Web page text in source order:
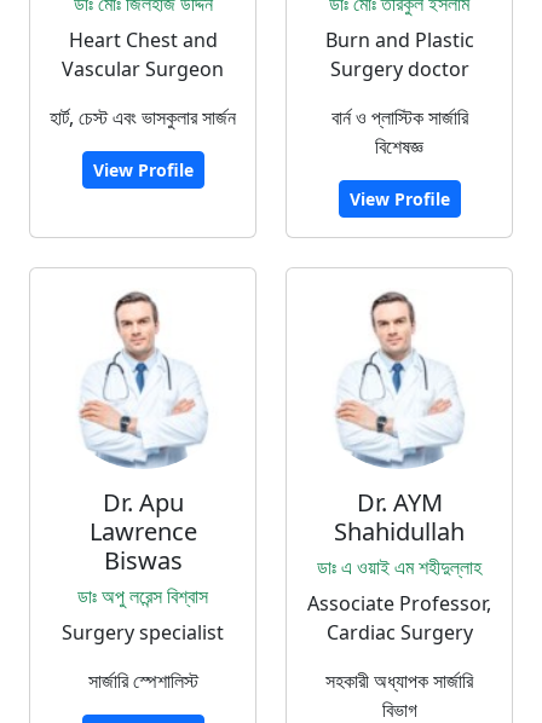
Heart Chest and
Vascular Surgeon
হার্ট, চেস্ট এবং ভাসকুলার সার্জন
View Profile
Burn and Plastic
Surgery doctor
বার্ন ও প্লাস্টিক সার্জারি
বিশেষজ্ঞ
View Profile
Dr. Apu
Lawrence
Biswas
ডাঃ অপু লরেন্স বিশ্বাস
Surgery specialist
সার্জারি স্পেশালিস্ট
Dr. AYM
Shahidullah
ডাঃ এ ওয়াই এম শহীদুল্লাহ
Associate Professor,
Cardiac Surgery
সহকারী অধ্যাপক সার্জারি
বিভাগ